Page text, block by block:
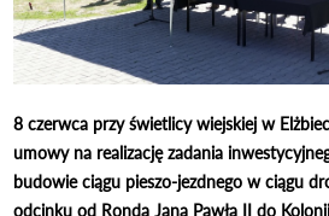
8 czerwca przy świetlicy wiejskiej w
umowy na realizację zadania
budowie ciągu pieszo-jezdnego w ciągu
odcinku od Ronda Jana Pawła II do